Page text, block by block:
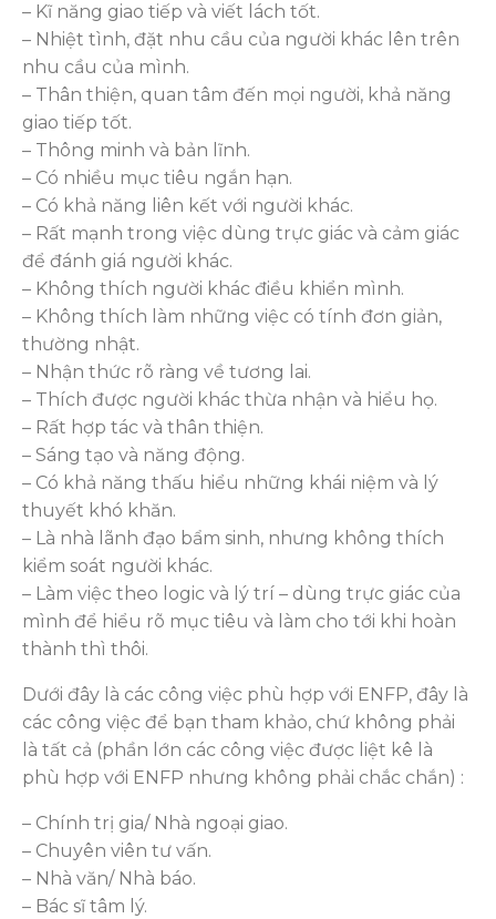
– Kĩ năng giao tiếp và viết lách tốt.
– Nhiệt tình, đặt nhu cầu của người khác lên trên
nhu cầu của mình.
– Thân thiện, quan tâm đến mọi người, khả năng
giao tiếp tốt.
– Thông minh và bản lĩnh.
– Có nhiều mục tiêu ngắn hạn.
– Có khả năng liên kết với người khác.
– Rất mạnh trong việc dùng trực giác và cảm giác
để đánh giá người khác.
– Không thích người khác điều khiển mình.
– Không thích làm những việc có tính đơn giản,
thường nhật.
– Nhận thức rõ ràng về tương lai.
– Thích được người khác thừa nhận và hiểu họ.
– Rất hợp tác và thân thiện.
– Sáng tạo và năng động.
– Có khả năng thấu hiểu những khái niệm và lý
thuyết khó khăn.
– Là nhà lãnh đạo bẩm sinh, nhưng không thích
kiểm soát người khác.
– Làm việc theo logic và lý trí – dùng trực giác của
mình để hiểu rõ mục tiêu và làm cho tới khi hoàn
thành thì thôi.
Dưới đây là các công việc phù hợp với ENFP, đây là
các công việc để bạn tham khảo, chứ không phải
là tất cả (phần lớn các công việc được liệt kê là
phù hợp với ENFP nhưng không phải chắc chắn) :
– Chính trị gia/ Nhà ngoại giao.
– Chuyên viên tư vấn.
– Nhà văn/ Nhà báo.
– Bác sĩ tâm lý.